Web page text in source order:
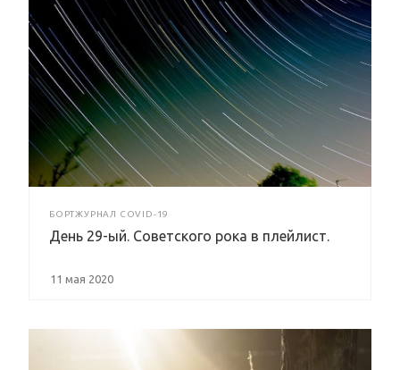
БОРТЖУРНАЛ COVID-19
День 29-ый. Советского рока в плейлист.
11 мая 2020